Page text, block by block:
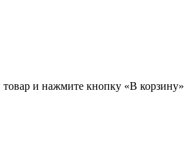
и нажмите кнопку «В корзину»